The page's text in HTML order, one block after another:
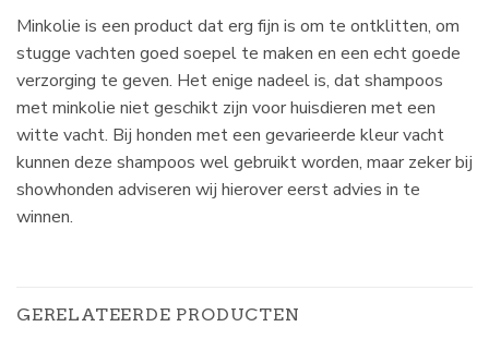
Minkolie is een product dat erg fijn is om te ontklitten, om
stugge vachten goed soepel te maken en een echt goede
verzorging te geven. Het enige nadeel is, dat shampoos
met minkolie niet geschikt zijn voor huisdieren met een
witte vacht. Bij honden met een gevarieerde kleur vacht
kunnen deze shampoos wel gebruikt worden, maar zeker bij
showhonden adviseren wij hierover eerst advies in te
winnen.
GERELATEERDE PRODUCTEN